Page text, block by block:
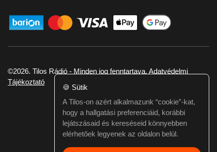
©2026. Tilos Rádió - Minden jog fenntartava. Adatvédelmi
Tájékoztató
Ha hibát találtál vagy kérdésed van itt jelezd:
webmester@tilos.hu
🍪 Sütik
A Tilos-on azért alkalmazunk “cookie”-kat,
hogy a hallgatási preferenciáid, korábbi
lejátszásaid és kereséseid könnyebben
elérhetőek legyenek az oldalon belül.